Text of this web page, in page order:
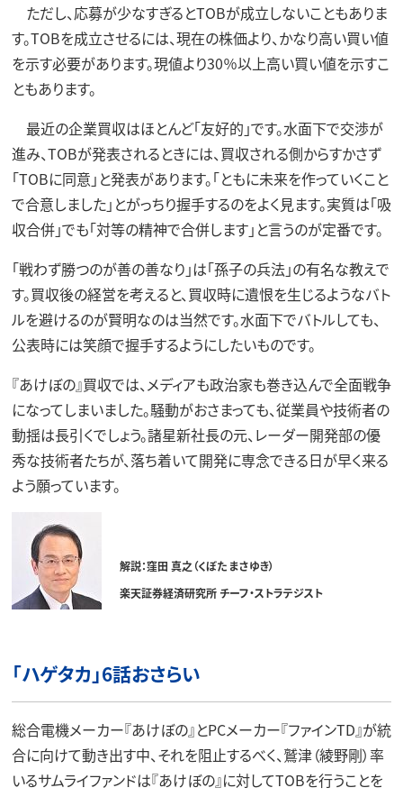
ただし、応募が少なすぎるとTOBが成立しないこともありま
す。TOBを成立させるには、現在の株価より、かなり高い買い値
を示す必要があります。現値より30％以上高い買い値を示すこ
ともあります。
最近の企業買収はほとんど「友好的」です。水面下で交渉が
進み、TOBが発表されるときには、買収される側からすかさず
「TOBに同意」と発表があります。「ともに未来を作っていくこと
で合意しました」とがっちり握手するのをよく見ます。実質は「吸
収合併」でも「対等の精神で合併します」と言うのが定番です。
「戦わず勝つのが善の善なり」は「孫子の兵法」の有名な教えで
す。買収後の経営を考えると、買収時に遺恨を生じるようなバト
ルを避けるのが賢明なのは当然です。水面下でバトルしても、
公表時には笑顔で握手するようにしたいものです。
『あけぼの』買収では、メディアも政治家も巻き込んで全面戦争
になってしまいました。騒動がおさまっても、従業員や技術者の
動揺は長引くでしょう。諸星新社長の元、レーダー開発部の優
秀な技術者たちが、落ち着いて開発に専念できる日が早く来る
よう願っています。
解説：窪田 真之（くぼた まさゆき）
楽天証券経済研究所 チーフ・ストラテジスト
「ハゲタカ」6話おさらい
総合電機メーカー『あけぼの』とPCメーカー『ファインTD』が統
合に向けて動き出す中、それを阻止するべく、鷲津（綾野剛）率
いるサムライファンドは『あけぼの』に対してTOBを行うことを